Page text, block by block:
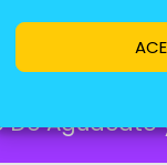
De Aguacate